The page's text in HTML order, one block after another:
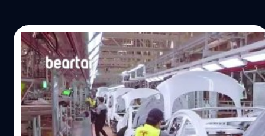
08/05/2020
Tesla Gigafactory 3 เซี่ยงไฮ้หยุดผลิต
รถยนต์เหตุขาดแคลนชิ้นส่วนจะกลับมาเปิด 9
พ.ค.
ตามปฏิทินวันหยุดราชการของประเทศจีนในปี 2020 ได้
ประกาศวันหยุดยาวในเดือน พ.ค. ตั้งแต่วันแรงงานสากล 1